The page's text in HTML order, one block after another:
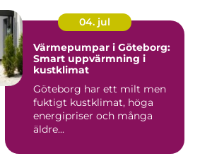
04. jul
Värmepumpar i Göteborg:
Smart uppvärmning i
kustklimat
Göteborg har ett milt men
fuktigt kustklimat, höga
energipriser och många
äldre...